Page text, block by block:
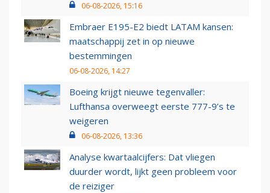
06-08-2026, 15:16
Embraer E195-E2 biedt LATAM kansen:
maatschappij zet in op nieuwe
bestemmingen
06-08-2026, 14:27
Boeing krijgt nieuwe tegenvaller:
Lufthansa overweegt eerste 777-9’s te
weigeren
06-08-2026, 13:36
Analyse kwartaalcijfers: Dat vliegen
duurder wordt, lijkt geen probleem voor
de reiziger